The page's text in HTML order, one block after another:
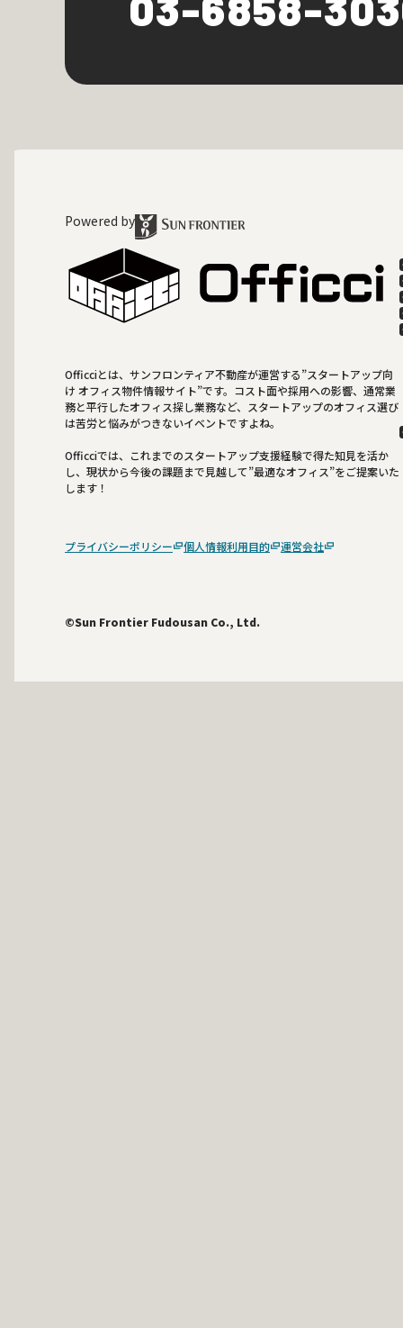
Powered by
Officciとは、サンフロンティア不動産が運営する”スタートアップ向
け オフィス物件情報サイト”です。コスト面や採用への影響、通常業
務と平行したオフィス探し業務など、スタートアップのオフィス選び
は苦労と悩みがつきないイベントですよね。
Officciでは、これまでのスタートアップ支援経験で得た知見を活か
し、現状から今後の課題まで見越して”最適なオフィス”をご提案いた
します！
プライバシーポリシー 個人情報利用目的 運営会社
©Sun Frontier Fudousan Co., Ltd.